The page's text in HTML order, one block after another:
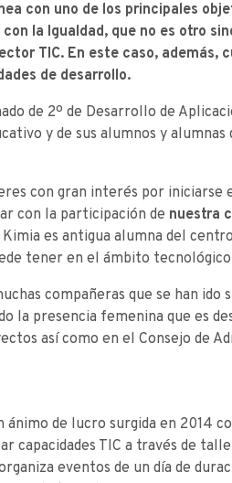
con uno de los principales
la Igualdad, que no es otro
TIC. En este caso, además,
de desarrollo.
de 2º de Desarrollo de
y de sus alumnos y alumnas
con gran interés por iniciarse
con la participación de nuestra
Kimia es antigua alumna del
tener en el ámbito
compañeras que se han ido
la presencia femenina que es
así como en el Consejo de
de lucro surgida en 2014
capacidades TIC a través de
eventos de un día de